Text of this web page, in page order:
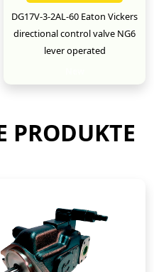
DG17V-3-2AL-60 Eaton Vickers
directional control valve NG6
lever operated
PRODUKTE